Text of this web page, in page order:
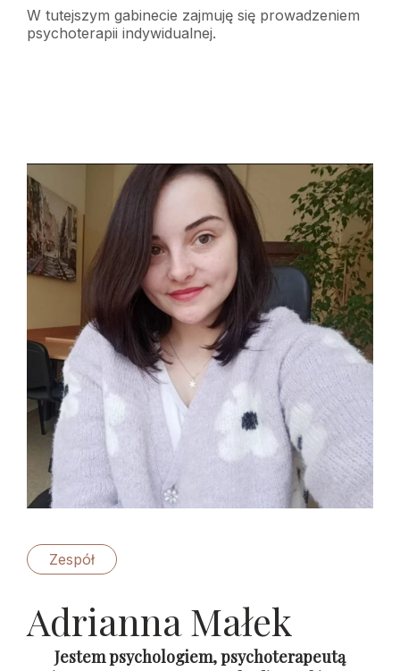
W tutejszym gabinecie zajmuję się prowadzeniem
psychoterapii indywidualnej.
Zespół
Adrianna Małek
Jestem psychologiem, psychoterapeutą